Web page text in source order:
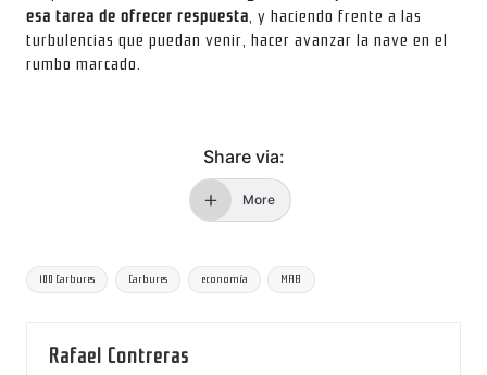
esa tarea de ofrecer respuesta , y haciendo frente a las
turbulencias que puedan venir, hacer avanzar la nave en el
rumbo marcado.
Share via:
More
Tags:
100 Carbures Carbures economía MAB
Rafael Contreras